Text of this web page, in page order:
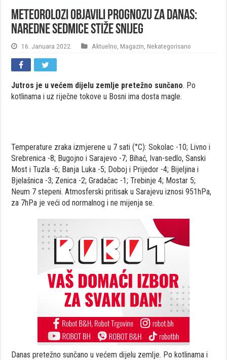
Meteorolozi objavili prognozu za danas:
Naredne sedmice stiže snijeg
16. Januara 2022. Aktuelno Magazin Nekategorisano
Jutros je u većem dijelu zemlje pretežno sunčano. Po
kotlinama i uz riječne tokove u Bosni ima dosta magle.
Temperature zraka izmjerene u 7 sati (°C): Sokolac -10; Livno i
Srebrenica -8; Bugojno i Sarajevo -7; Bihać, Ivan-sedlo, Sanski
Most i Tuzla -6; Banja Luka -5; Doboj i Prijedor -4; Bijeljina i
Bjelašnica -3; Zenica -2; Gradačac -1; Trebinje 4; Mostar 5;
Neum 7 stepeni. Atmosferski pritisak u Sarajevu iznosi 951hPa,
za 7hPa je veći od normalnog i ne mijenja se.
Danas pretežno sunčano u većem dijelu zemlje. Po kotlinama i